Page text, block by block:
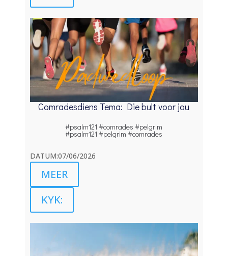
Comradesdiens Tema: Die bult voor jou
#psalm121 #comrades #pelgrim
#psalm121 #pelgrim #comrades
DATUM:07/06/2026
MEER
KYK: